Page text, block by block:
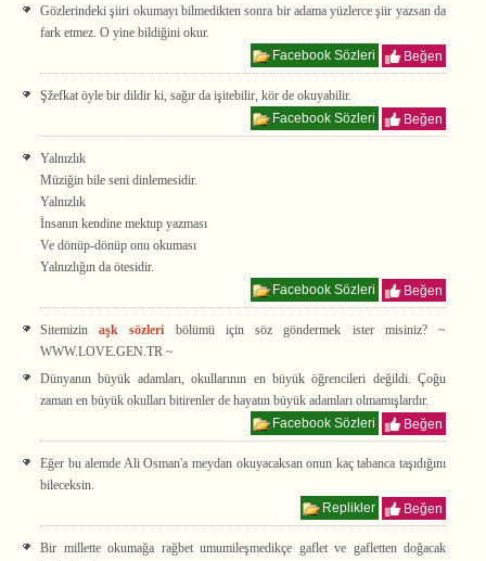
Gözlerindeki şiiri okumayı bilmedikten sonra bir adama yüzlerce şiir yazsan da
fark etmez. O yine bildiğini okur.
Facebook Sözleri
Beğen
Şžefkat öyle bir dildir ki, sağır da işitebilir, kör de okuyabilir.
Facebook Sözleri
Beğen
Yalnızlık
Müziğin bile seni dinlemesidir.
Yalnızlık
İnsanın kendine mektup yazması
Ve dönüp-dönüp onu okuması
Yalnızlığın da ötesidir.
Facebook Sözleri
Beğen
Sitemizinaşk sözleri bölümü için söz göndermek ister misiniz? ~
WWW.LOVE.GEN.TR ~
Dünyanın büyük adamları, okullarının en büyük öğrencileri değildi. Çoğu
zaman en büyük okulları bitirenler de hayatın büyük adamları olmamışlardır.
Facebook Sözleri
Beğen
Eğer bu alemde Ali Osman'a meydan okuyacaksan onun kaç tabanca taşıdığını
bileceksin.
Replikler
Beğen
Bir millette okumağa rağbet umumileşmedikçe gaflet ve gafletten doğacak